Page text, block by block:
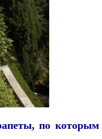
по которым